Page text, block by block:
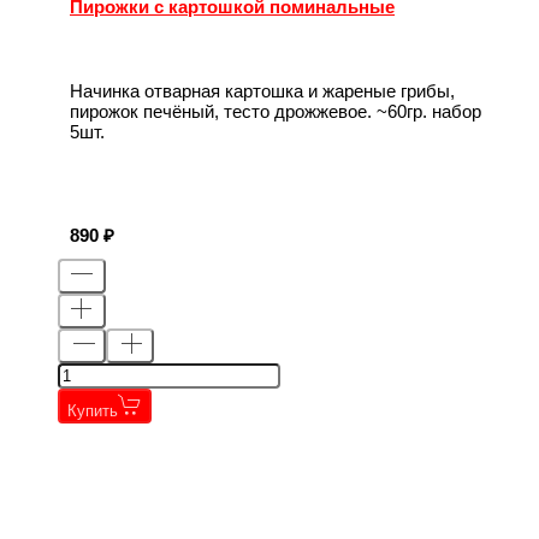
Пирожки с картошкой поминальные
Начинка отварная картошка и жареные грибы,
пирожок печёный, тесто дрожжевое. ~60гр. набор
5шт.
890
Купить